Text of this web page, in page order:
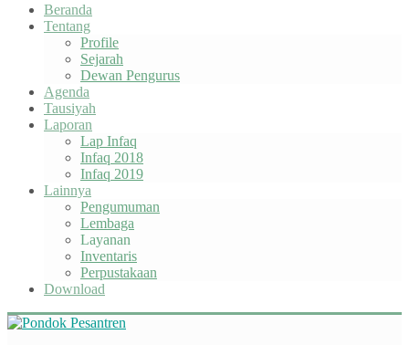
Beranda
Tentang
Profile
Sejarah
Dewan Pengurus
Agenda
Tausiyah
Laporan
Lap Infaq
Infaq 2018
Infaq 2019
Lainnya
Pengumuman
Lembaga
Layanan
Inventaris
Perpustakaan
Download